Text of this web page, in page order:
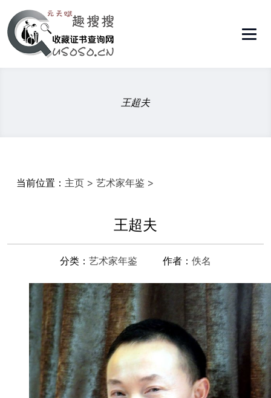
王超夫
当前位置： 主页 > 艺术家年鉴 >
王超夫
分类： 艺术家年鉴 作者： 佚名